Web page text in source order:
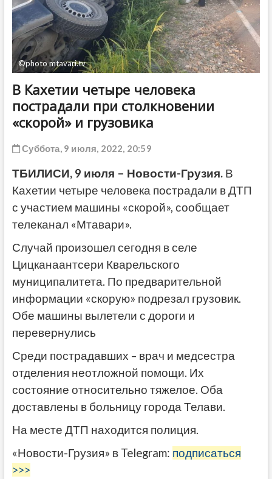
©photo mtavari.tv
В Кахетии четыре человека
пострадали при столкновении
«скорой» и грузовика
Суббота, 9 июля, 2022, 20:59
ТБИЛИСИ, 9 июля – Новости-Грузия. В
Кахетии четыре человека пострадали в ДТП
с участием машины «скорой», сообщает
телеканал «Мтавари».
Случай произошел сегодня в селе
Цицканаантсери Кварельского
муниципалитета. По предварительной
информации «скорую» подрезал грузовик.
Обе машины вылетели с дороги и
перевернулись
Среди пострадавших – врач и медсестра
отделения неотложной помощи. Их
состояние относительно тяжелое. Оба
доставлены в больницу города Телави.
На месте ДТП находится полиция.
«Новости-Грузия» в Telegram: подписаться
>>>